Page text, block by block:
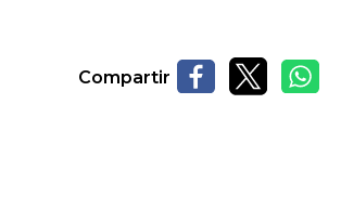
Compartir